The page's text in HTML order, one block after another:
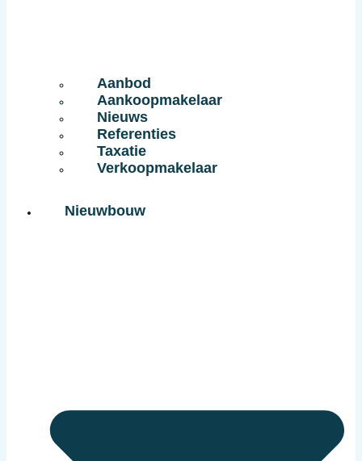
Aanbod
Aankoopmakelaar
Nieuws
Referenties
Taxatie
Verkoopmakelaar
Nieuwbouw